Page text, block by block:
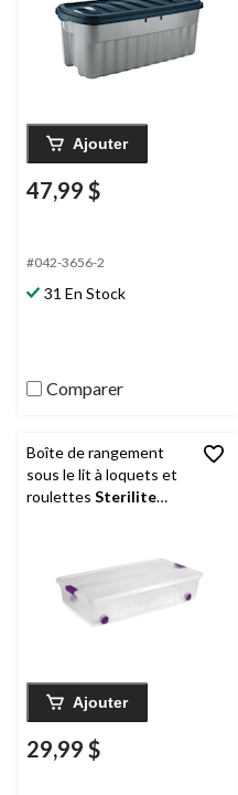
Ajouter
47,99 $
#042-3656-2
31 En Stock
Comparer
Boîte de rangement
sous le lit à loquets et
roulettes Sterilite
Ajouter
29,99 $